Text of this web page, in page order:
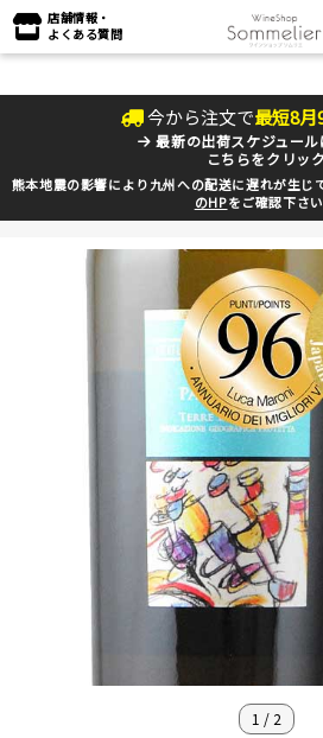
店舗情報・
よくある質問
今から注文で最短8月
最新の出荷スケジュー
こちらをクリック
熊本地震の影響により九州への配送に遅れが生じ
のHPをご確認下さい
1 / 2